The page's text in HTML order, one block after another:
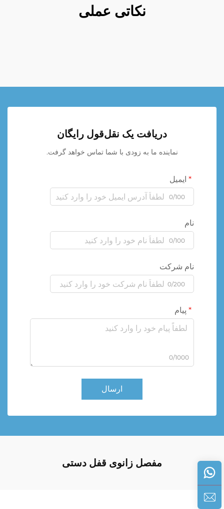
نکاتی عملی
دریافت یک نقل‌قول رایگان
نماینده ما به زودی با شما تماس خواهد گرفت.
ایمیل
0/100
نام
0/100
نام شرکت
0/200
پیام
0/1000
ارسال
مفصل زانوی قفل دستی